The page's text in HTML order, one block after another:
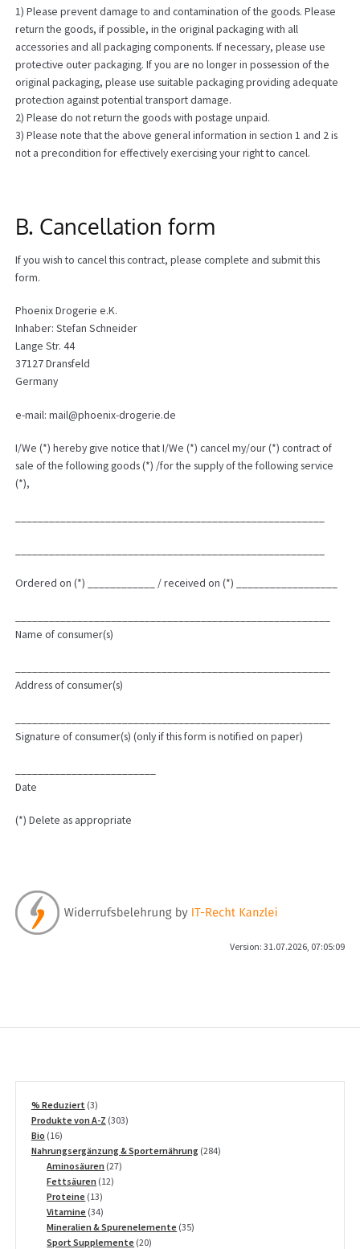
1) Please prevent damage to and contamination of the goods. Please
return the goods, if possible, in the original packaging with all
accessories and all packaging components. If necessary, please use
protective outer packaging. If you are no longer in possession of the
original packaging, please use suitable packaging providing adequate
protection against potential transport damage.
2) Please do not return the goods with postage unpaid.
3) Please note that the above general information in section 1 and 2 is
not a precondition for effectively exercising your right to cancel.
B. Cancellation form
If you wish to cancel this contract, please complete and submit this
form.
Phoenix Drogerie e.K.
Inhaber: Stefan Schneider
Lange Str. 44
37127 Dransfeld
Germany
e-mail: mail@phoenix-drogerie.de
I/We (*) hereby give notice that I/We (*) cancel my/our (*) contract of
sale of the following goods (*) /for the supply of the following service
(*),
Ordered on (*) ____________ / received on (*) __________________
Name of consumer(s)
Address of consumer(s)
Signature of consumer(s) (only if this form is notified on paper)
Date
(*) Delete as appropriate
Version: 31.07.2026, 07:05:09
% Reduziert 33
Produkte
Produkte von A-Z 303303
Bio 1616
Produkte
Nahrungsergänzung & Sporternährung 284284
Aminosäuren 2727
Fettsäuren 1212
Proteine 1313
Produkte
Vitamine 3434
Produkte
Mineralien & Spurenelemente 3535
Sport Supplemente 2020